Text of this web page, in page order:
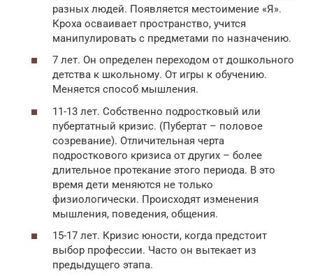
разных людей. Появляется местоимение «Я».
Кроха осваивает пространство, учится
манипулировать с предметами по назначению.
7 лет. Он определен переходом от дошкольного
детства к школьному. От игры к обучению.
Меняется способ мышления.
11-13 лет. Собственно подростковый или
пубертатный кризис. (Пубертат – половое
созревание). Отличительная черта
подросткового кризиса от других – более
длительное протекание этого периода. В это
время дети меняются не только
физиологически. Происходят изменения
мышления, поведения, общения.
15-17 лет. Кризис юности, когда предстоит
выбор профессии. Часто он вытекает из
предыдущего этапа.